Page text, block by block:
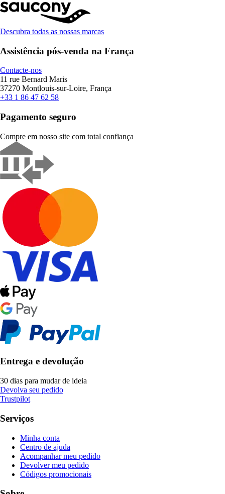
Descubra todas as nossas marcas
Assistência pós-venda na França
Contacte-nos
11 rue Bernard Maris
37270 Montlouis-sur-Loire, França
+33 1 86 47 62 58
Pagamento seguro
Compre em nosso site com total confiança
Entrega e devolução
30 dias para mudar de ideia
Devolva seu pedido
Trustpilot
Serviços
Minha conta
Centro de ajuda
Acompanhar meu pedido
Devolver meu pedido
Códigos promocionais